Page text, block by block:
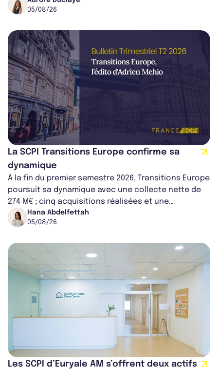
05/08/26
La SCPI Transitions Europe confirme sa
dynamique
À la fin du premier semestre 2026, Transitions Europe
poursuit sa dynamique avec une collecte nette de
274 M€ ; cinq acquisitions réalisées et une
capitalisation portée à 1,38 Md€....
Hana Abdelfettah
05/08/26
Les SCPI d’Euryale AM s’offrent deux actifs